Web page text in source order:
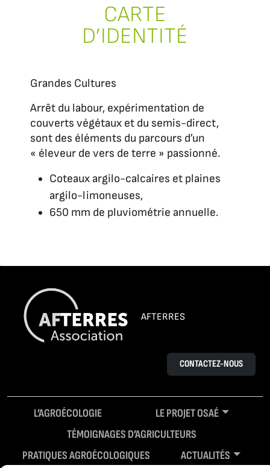
CARTE
D’IDENTITÉ
Grandes Cultures
Arrêt du labour, expérimentation de
couverts végétaux et du semis-direct,
sont des éléments du parcours d’un
« éleveur de vers de terre » passionné.
Coteaux argilo-calcaires et plaines
argilo-limoneuses,
650 mm de pluviométrie annuelle.
AFTERRES
CONTACTEZ-NOUS
L’AGROÉCOLOGIE
LE PROJET OSAÉ
TÉMOIGNAGES D’AGRICULTEURS
PRATIQUES AGROÉCOLOGIQUES
ACTUALITÉS